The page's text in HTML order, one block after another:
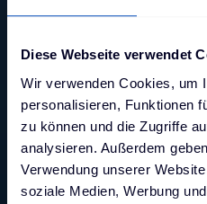
Diese Webseite verwendet
Wir verwenden Cookies, um
personalisieren, Funktionen
zu können und die Zugriffe
analysieren. Außerdem
Verwendung unserer
soziale Medien, Werbung